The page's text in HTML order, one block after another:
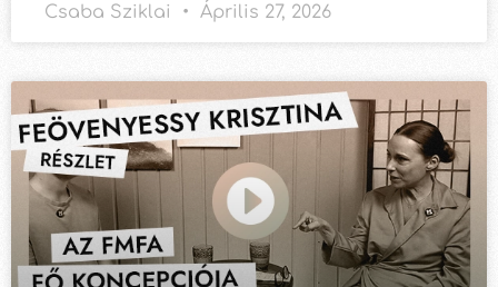
Csaba Sziklai Április 27, 2026